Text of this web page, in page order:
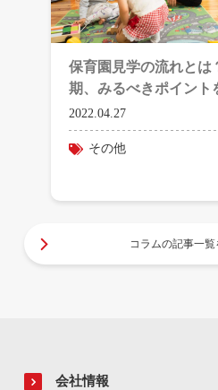
保育園見学の流れとは
期、みるべきポイント
2022.04.27
その他
コラムの記事一覧
会社情報